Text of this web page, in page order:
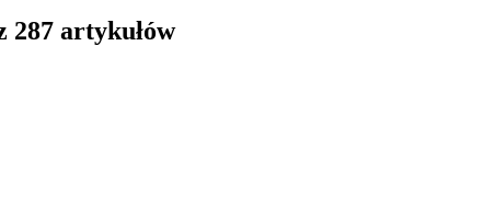
287 artykułów